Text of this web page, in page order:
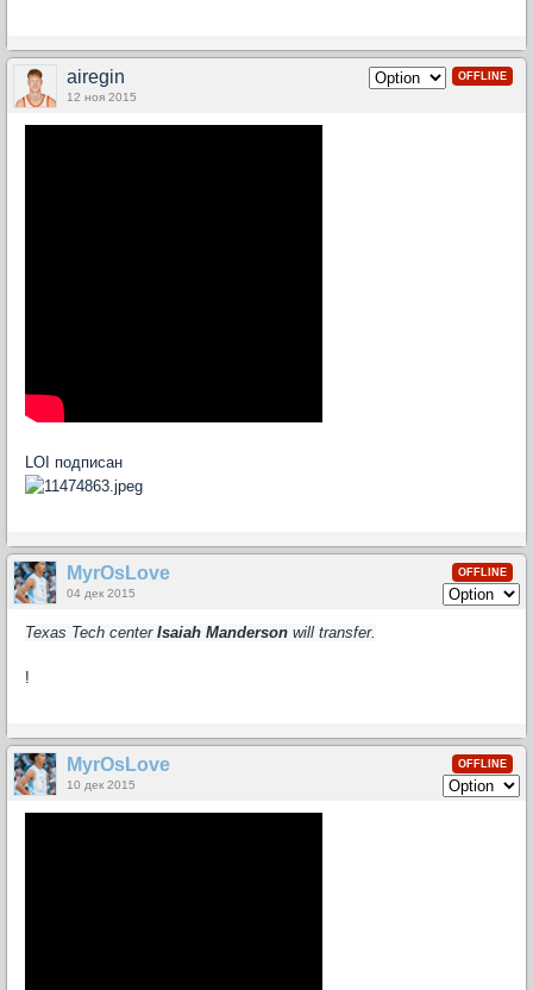
OFFLINE
airegin
12 ноя 2015
LOI подписан
OFFLINE
MyrOsLove
04 дек 2015
Texas Tech center Isaiah Manderson will transfer.
!
OFFLINE
MyrOsLove
10 дек 2015